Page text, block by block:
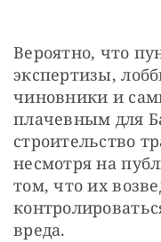
Вероятно, что
экспертизы,
чиновники и
плачевным для
строительство
несмотря на
том, что их
вреда.